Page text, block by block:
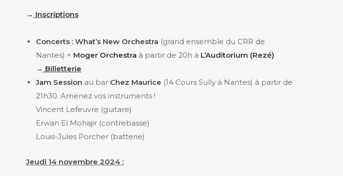
→ Inscriptions
Concerts : What’s New Orchestra (grand ensemble du CRR de
Nantes) + Moger Orchestra à partir de 20h à L’Auditorium (Rezé)
→ Billetterie
Jam Session au bar Chez Maurice (14 Cours Sully à Nantes) à partir de
21h30. Amenez vos instruments !
Vincent Lefeuvre (guitare)
Erwan El Mohajir (contrebasse)
Louis-Jules Porcher (batterie)
Jeudi 14 novembre 2024 :